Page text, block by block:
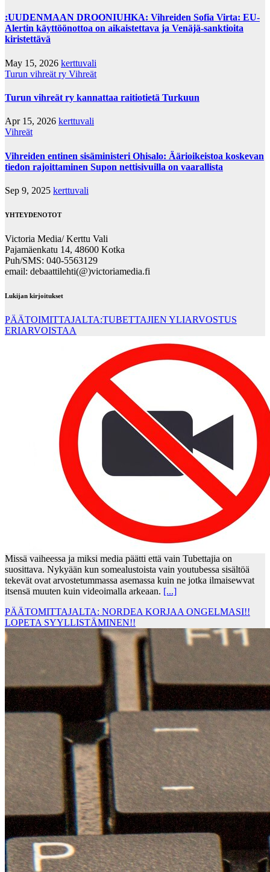
:UUDENMAAN DROONIUHKA: Vihreiden Sofia Virta: EU-
Alertin käyttöönottoa on aikaistettava ja Venäjä-sanktioita
kiristettävä
May 15, 2026 kerttuvali
Turun vihreät ry Vihreät
Turun vihreät ry kannattaa raitiotietä Turkuun
Apr 15, 2026 kerttuvali
Vihreät
Vihreiden entinen sisäministeri Ohisalo: Äärioikeistoa koskevan
tiedon rajoittaminen Supon nettisivuilla on vaarallista
Sep 9, 2025 kerttuvali
YHTEYDENOTOT
Victoria Media/ Kerttu Vali
Pajamäenkatu 14, 48600 Kotka
Puh/SMS: 040-5563129
email: debaattilehti(@)victoriamedia.fi
Lukijan kirjoitukset
PÄÄTOIMITTAJALTA:TUBETTAJIEN YLIARVOSTUS
ERIARVOISTAA
Missä vaiheessa ja miksi media päätti että vain Tubettajia on
suosittava. Nykyään kun somealustoista vain youtubessa sisältöä
tekevät ovat arvostetummassa asemassa kuin ne jotka ilmaisewvat
itsensä muuten kuin videoimalla arkeaan. [...]
PÄÄTOMITTAJALTA: NORDEA KORJAA ONGELMASI!!
LOPETA SYYLLISTÄMINEN!!